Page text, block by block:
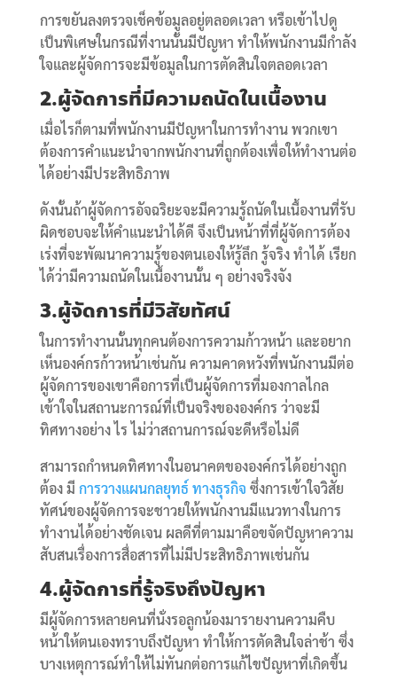
การขยันลงตรวจเช็คข้อมูลอยู่ตลอดเวลา หรือเข้าไปดู
เป็นพิเศษในกรณีที่งานนั้นมีปัญหา ทำให้พนักงานมีกำลัง
ใจและผู้จัดการจะมีข้อมูลในการตัดสินใจตลอดเวลา
2.ผู้จัดการที่มีความถนัดในเนื้องาน
เมื่อไรก็ตามที่พนักงานมีปัญหาในการทำงาน พวกเขา
ต้องการคำแนะนำจากพนักงานที่ถูกต้องเพื่อให้ทำงานต่อ
ได้อย่างมีประสิทธิภาพ
ดังนั้นถ้าผู้จัดการอัจฉริยะจะมีความรู้ถนัดในเนื้องานที่รับ
ผิดชอบจะให้คำแนะนำได้ดี จึงเป็นหน้าที่ที่ผู้จัดการต้อง
เร่งที่จะพัฒนาความรู้ของตนเองให้รู้ลึก รู้จริง ทำได้ เรียก
ได้ว่ามีความถนัดในเนื้องานนั้น ๆ อย่างจริงจัง
3.ผู้จัดการที่มีวิสัยทัศน์
ในการทำงานนั้นทุกคนต้องการความก้าวหน้า และอยาก
เห็นองค์กรก้าวหน้าเช่นกัน ความคาดหวังที่พนักงานมีต่อ
ผู้จัดการของเขาคือการที่เป็นผู้จัดการที่มองกาลไกล
เข้าใจในสถานะการณ์ที่เป็นจริงขององค์กร ว่าจะมี
ทิศทางอย่าง ไร ไม่ว่าสถานการณ์จะดีหรือไม่ดี
สามารถกำหนดทิศทางในอนาคตขององค์กรได้อย่างถูก
ต้อง มี การวางแผนกลยุทธ์ ทางธุรกิจ ซึ่งการเข้าใจวิสัย
ทัศน์ของผู้จัดการจะชาวยให้พนักงานมีแนวทางในการ
ทำงานได้อย่างชัดเจน ผลดีที่ตามมาคือขจัดปัญหาความ
สับสนเรื่องการสื่อสารที่ไม่มีประสิทธิภาพเช่นกัน
4.ผู้จัดการที่รู้จริงถึงปัญหา
มีผู้จัดการหลายคนที่นั่งรอลูกน้องมารายงานความคืบ
หน้าให้ตนเองทราบถึงปัญหา ทำให้การตัดสินใจล่าช้า ซึ่ง
บางเหตุการณ์ทำให้ไม่ทันกต่อการแก้ไขปัญหาที่เกิดขึ้น